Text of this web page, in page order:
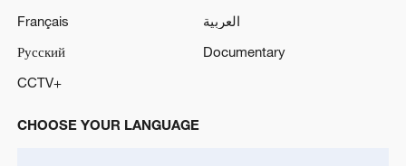
Français
العربية
Русский
Documentary
CCTV+
CHOOSE YOUR LANGUAGE